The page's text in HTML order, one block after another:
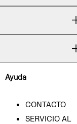
Ayuda
CONTACTO
SERVICIO AL